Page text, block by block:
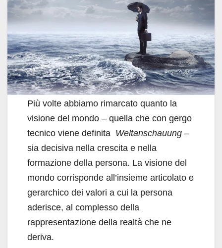
b
o
o
k
p
p
dI
n
vi
di
Più volte abbiamo rimarcato quanto la
visione del mondo – quella che con gergo
tecnico viene definita Weltanschauung –
sia decisiva nella crescita e nella
formazione della persona. La visione del
mondo corrisponde all’insieme articolato e
gerarchico dei valori a cui la persona
aderisce, al complesso della
rappresentazione della realtà che ne
deriva.